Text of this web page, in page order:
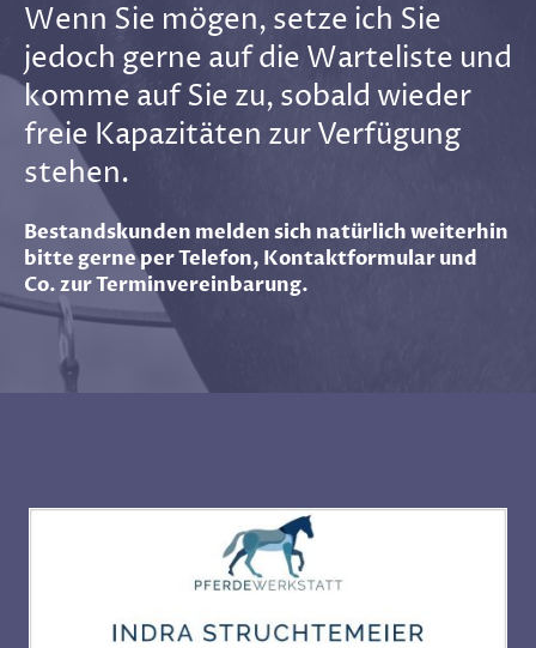
Wenn Sie mögen, setze ich Sie
jedoch gerne auf die Warteliste und
komme auf Sie zu, sobald wieder
freie Kapazitäten zur Verfügung
stehen.
Bestandskunden melden sich natürlich weiterhin
bitte gerne per Telefon, Kontaktformular und
Co. zur Terminvereinbarung.